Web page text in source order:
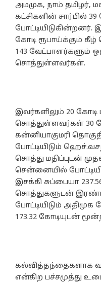
அமமுக, நாம் தமிழர்,
கட்சிகளின் சார்பில் 39
போட்டியிடுகின்றனர்.
கோடி ரூபாய்க்கும்
143 வேட்பாளர்களும்
சொத்துள்ளவர்கள்.
இவர்களிலும் 20 கோடி
சொத்துள்ளவர்கள் 30
கன்னியாகுமரி
போட்டியிடும்
சொத்து மதிப்புடன்
சென்னையில்
இசக்கி சுப்பையா
சொத்துகளுடன்
போட்டியிடும் அதிமுக
173.32 கோடியுடன்
கல்வித்தந்தைகளாக
என்கிற பச்சமுத்து